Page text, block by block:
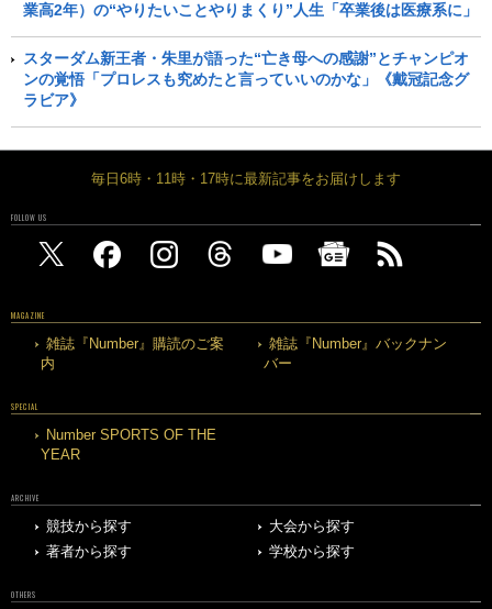
業高2年）の“やりたいことやりまくり”人生「卒業後は医療系に」
スターダム新王者・朱里が語った“亡き母への感謝”とチャンピオ
ンの覚悟「プロレスも究めたと言っていいのかな」《戴冠記念グ
ラビア》
毎日6時・11時・17時に最新記事をお届けします
FOLLOW US
MAGAZINE
雑誌『Number』購読のご案
内
雑誌『Number』バックナン
バー
SPECIAL
Number SPORTS OF THE
YEAR
ARCHIVE
競技から探す
大会から探す
著者から探す
学校から探す
OTHERS